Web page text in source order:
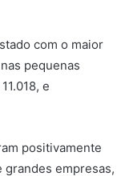
com o maior
pequenas
e
positivamente
grandes empresas,